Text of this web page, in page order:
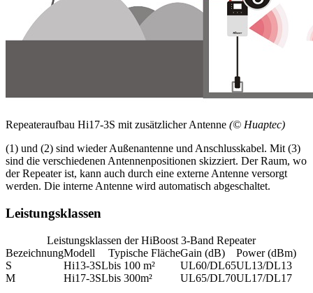
Repeateraufbau Hi17-3S mit zusätzlicher Antenne (© Huaptec)
(1) und (2) sind wieder Außenantenne und Anschlusskabel. Mit (3)
sind die verschiedenen Antennenpositionen skizziert. Der Raum, wo
der Repeater ist, kann auch durch eine externe Antenne versorgt
werden. Die interne Antenne wird automatisch abgeschaltet.
Leistungsklassen
Leistungsklassen der HiBoost 3-Band Repeater
BezeichnungModell Typische FlächeGain (dB)
Power (dBm)
S
Hi13-3SLbis 100 m² UL60/DL65UL13/DL13
M
Hi17-3SLbis 300m² UL65/DL70UL17/DL17